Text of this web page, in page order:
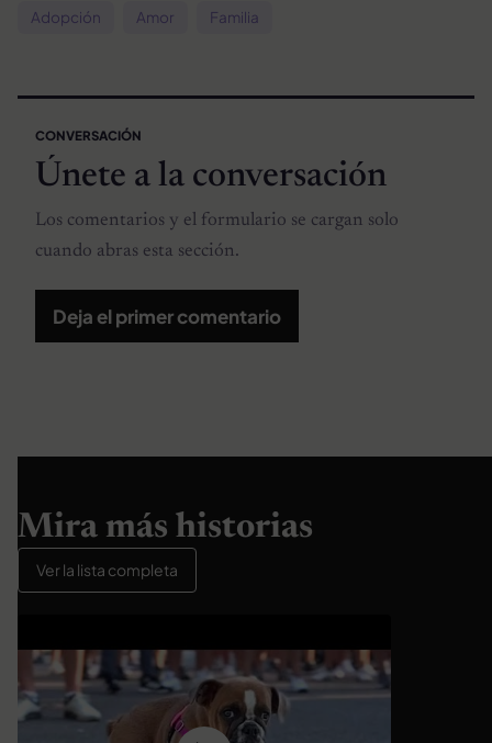
Adopción Amor Familia
CONVERSACIÓN
Únete a la conversación
Los comentarios y el formulario se cargan solo
cuando abras esta sección.
Deja el primer comentario
Mira más historias
Ver la lista completa